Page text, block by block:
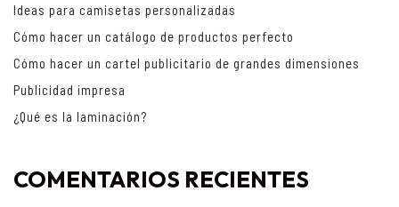
Ideas para camisetas personalizadas
Cómo hacer un catálogo de productos perfecto
Cómo hacer un cartel publicitario de grandes dimensiones
Publicidad impresa
¿Qué es la laminación?
COMENTARIOS RECIENTES